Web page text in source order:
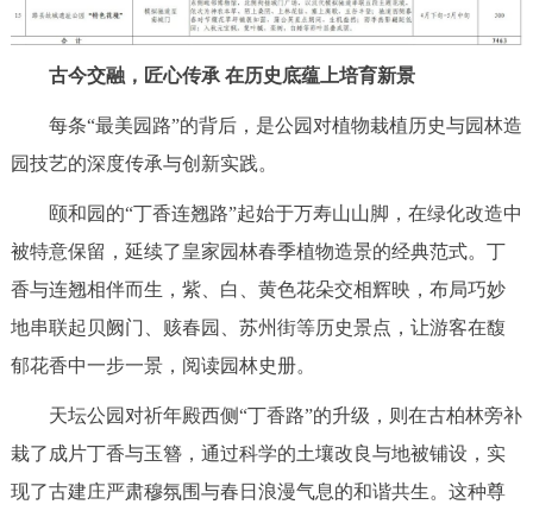
多语种
ENGLISH 한국어
DEUTSCH FRANÇAIS РУССКИЙ ЯЗЫК
ESPAÑOL العربية PORTUGUÊS
古今交融，匠心传承 在历史底蕴上培育新景
每条“最美园路”的背后，是公园对植物栽植历史与园林造
园技艺的深度传承与创新实践。
颐和园的“丁香连翘路”起始于万寿山山脚，在绿化改造中
被特意保留，延续了皇家园林春季植物造景的经典范式。丁
香与连翘相伴而生，紫、白、黄色花朵交相辉映，布局巧妙
地串联起贝阙门、赅春园、苏州街等历史景点，让游客在馥
郁花香中一步一景，阅读园林史册。
天坛公园对祈年殿西侧“丁香路”的升级，则在古柏林旁补
栽了成片丁香与玉簪，通过科学的土壤改良与地被铺设，实
现了古建庄严肃穆氛围与春日浪漫气息的和谐共生。这种尊